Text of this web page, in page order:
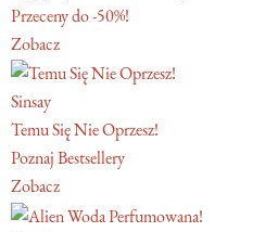
Przeceny do -50%!
Zobacz
Sinsay
Temu Się Nie Oprzesz!
Poznaj Bestsellery
Zobacz